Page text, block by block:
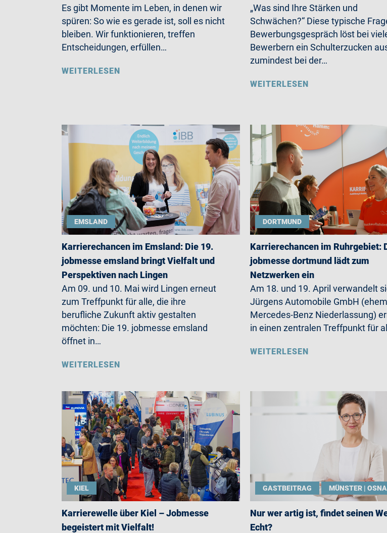
Es gibt Momente im Leben, in denen wir
spüren: So wie es gerade ist, soll es nicht
bleiben. Wir funktionieren, treffen
Entscheidungen, erfüllen…
WEITERLESEN
„Was sind Ihre Stärken und
Schwächen?“ Diese typische
Bewerbungsgespräch löst bei
Bewerbern ein Schulterzucken
zumindest bei der…
WEITERLESEN
EMSLAND
Karrierechancen im Emsland: Die 19.
jobmesse emsland bringt Vielfalt und
Perspektiven nach Lingen
Am 09. und 10. Mai wird Lingen erneut
zum Treffpunkt für alle, die ihre
berufliche Zukunft aktiv gestalten
möchten: Die 19. jobmesse emsland
öffnet in…
WEITERLESEN
DORTMUND
Karrierechancen im Ruhrgebiet:
jobmesse dortmund lädt zum
Netzwerken ein
Am 18. und 19. April verwandelt
Jürgens Automobile GmbH
Mercedes-Benz Niederlassung)
in einen zentralen Treffpunkt für
WEITERLESEN
KIEL
Karrierewelle über Kiel – Jobmesse
begeistert mit Vielfalt!
GASTBEITRAG MÜNSTER |
Nur wer artig ist, findet seinen
Echt?